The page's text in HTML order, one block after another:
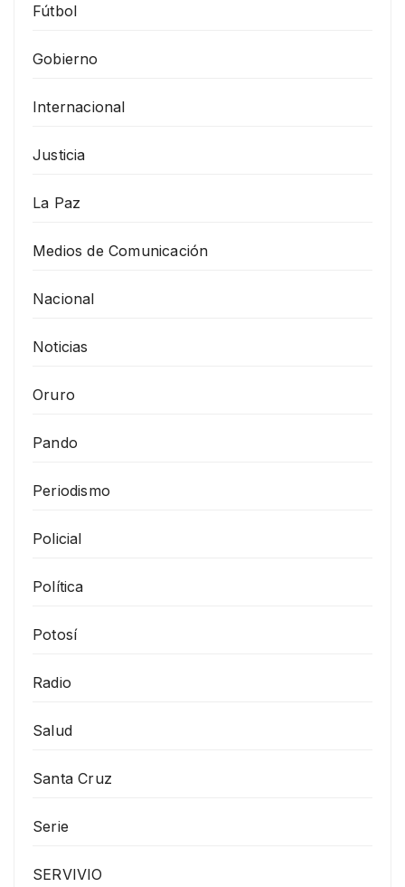
Fútbol
Gobierno
Internacional
Justicia
La Paz
Medios de Comunicación
Nacional
Noticias
Oruro
Pando
Periodismo
Policial
Política
Potosí
Radio
Salud
Santa Cruz
Serie
SERVIVIO